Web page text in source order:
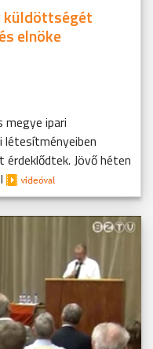
küldöttségét
elnöke
megye ipari
Jövő héten